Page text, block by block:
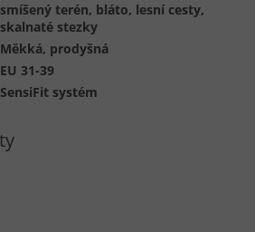
smíšený terén, bláto, lesní cesty,
skalnaté stezky
Měkká, prodyšná
EU 31-39
SensiFit systém